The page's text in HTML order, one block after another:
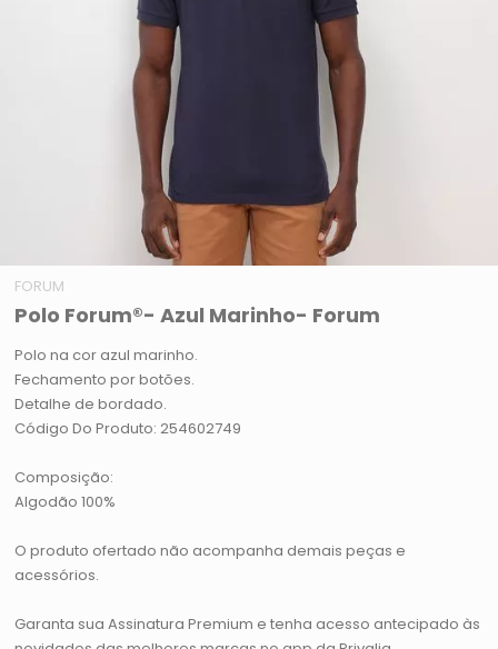
FORUM
Polo Forum®- Azul Marinho- Forum
Polo na cor azul marinho.
Fechamento por botões.
Detalhe de bordado.
Código Do Produto: 254602749
Composição:
Algodão 100%
O produto ofertado não acompanha demais peças e
acessórios.
Garanta sua Assinatura Premium e tenha acesso antecipado às